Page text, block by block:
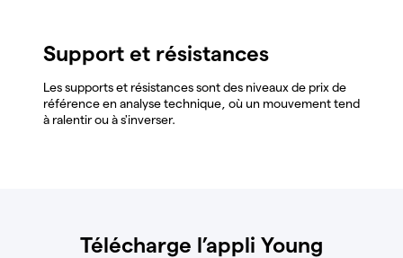
Support et résistances
Les supports et résistances sont des niveaux de prix de
référence en analyse technique, où un mouvement tend
à ralentir ou à s'inverser.
Télécharge l’appli Young